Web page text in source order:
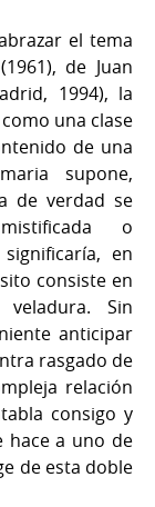
el tema
(1961), de Juan
1994), la
una clase
de una
supone,
de verdad se
o
en
consiste en
Sin
anticipar
rasgado de
relación
consigo y
hace a uno de
de esta doble